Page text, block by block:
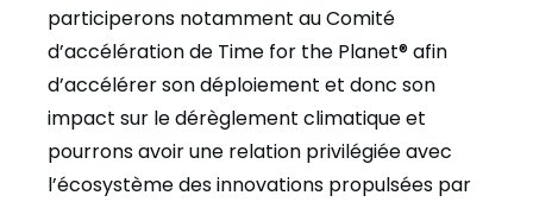
participerons notamment au Comité
d’accélération de Time for the Planet® afin
d’accélérer son déploiement et donc son
impact sur le dérèglement climatique et
pourrons avoir une relation privilégiée avec
l’écosystème des innovations propulsées par